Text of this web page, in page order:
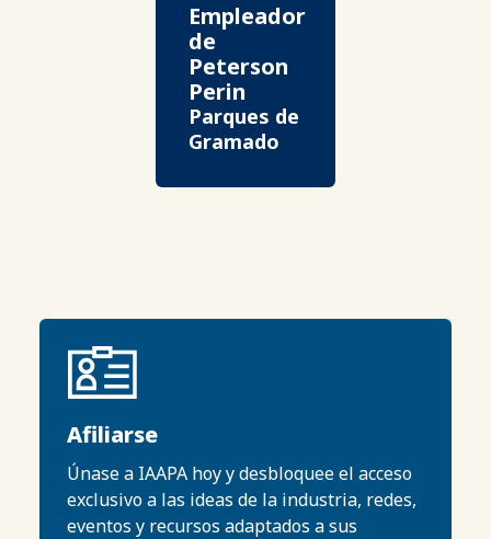
Empleador
de
Peterson
Perin
Parques de
Gramado
Afiliarse
Únase a IAAPA hoy y desbloquee el acceso
exclusivo a las ideas de la industria, redes,
eventos y recursos adaptados a sus